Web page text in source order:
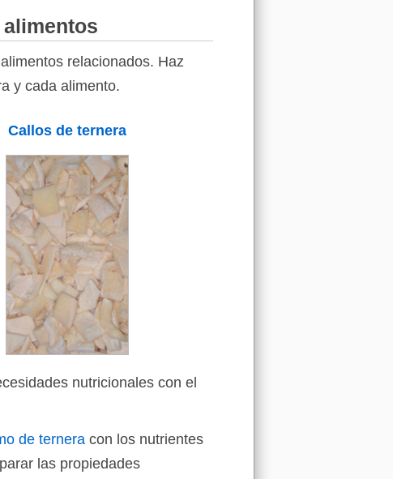
relacionados. Haz
y cada alimento.
Callos de ternera
nutricionales con el
de ternera con los nutrientes
las propiedades